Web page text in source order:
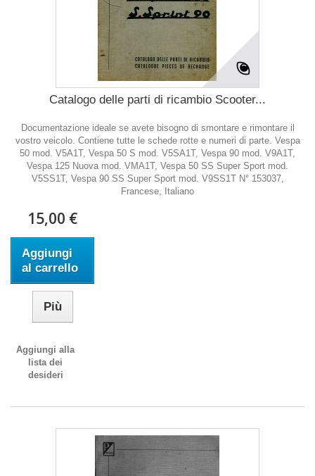
Catalogo delle parti di ricambio Scooter...
Documentazione ideale se avete bisogno di smontare e rimontare il
vostro veicolo. Contiene tutte le schede rotte e numeri di parte. Vespa
50 mod. V5A1T, Vespa 50 S mod. V5SA1T, Vespa 90 mod. V9A1T,
Vespa 125 Nuova mod. VMA1T, Vespa 50 SS Super Sport mod.
V5SS1T, Vespa 90 SS Super Sport mod. V9SS1T N° 153037,
Francese, Italiano
15,00 €
Aggiungi
al carrello
Più
Aggiungi alla
lista dei
desideri